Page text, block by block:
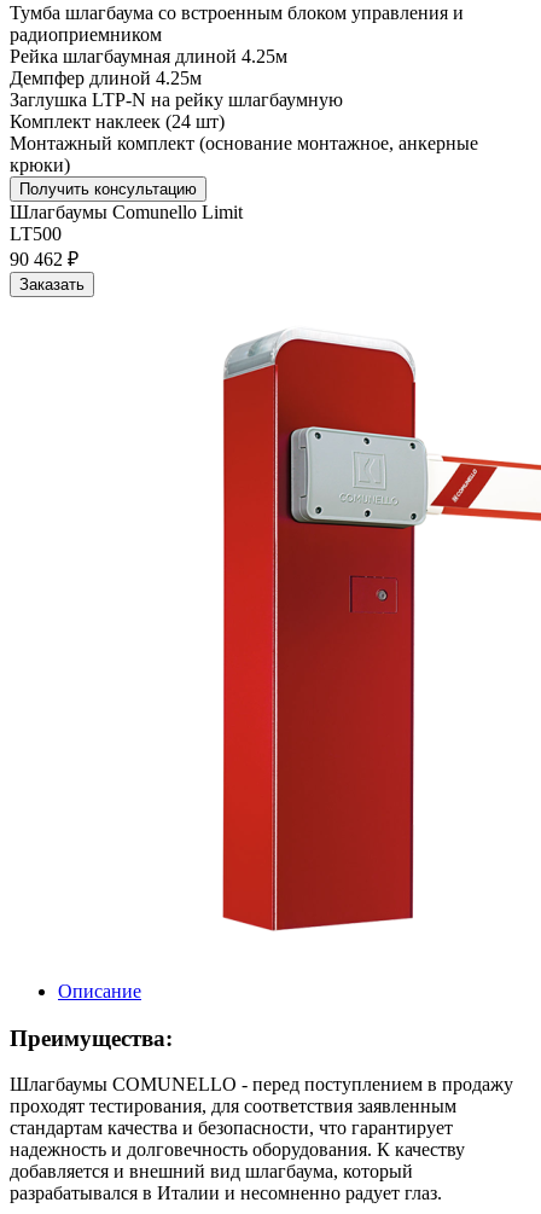
Тумба шлагбаума со встроенным блоком управления и
радиоприемником
Рейка шлагбаумная длиной 4.25м
Демпфер длиной 4.25м
Заглушка LTP-N на рейку шлагбаумную
Комплект наклеек (24 шт)
Монтажный комплект (основание монтажное, анкерные
крюки)
Получить консультацию
Шлагбаумы Comunello Limit
LT500
90 462 ₽
Заказать
Описание
Преимущества:
Шлагбаумы COMUNELLO - перед поступлением в продажу
проходят тестирования, для соответствия заявленным
стандартам качества и безопасности, что гарантирует
надежность и долговечность оборудования. К качеству
добавляется и внешний вид шлагбаума, который
разрабатывался в Италии и несомненно радует глаз.